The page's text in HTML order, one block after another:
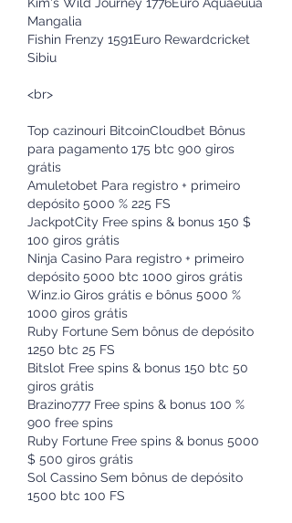
Mangalia
Fishin Frenzy 1591Euro Rewardcricket
Sibiu
<br>
Top cazinouri BitcoinCloudbet Bônus
para pagamento 175 btc 900 giros
grátis
Amuletobet Para registro + primeiro
depósito 5000 % 225 FS
JackpotCity Free spins & bonus 150 $
100 giros grátis
Ninja Casino Para registro + primeiro
depósito 5000 btc 1000 giros grátis
Winz.io Giros grátis e bônus 5000 %
1000 giros grátis
Ruby Fortune Sem bônus de depósito
1250 btc 25 FS
Bitslot Free spins & bonus 150 btc 50
giros grátis
Brazino777 Free spins & bonus 100 %
900 free spins
Ruby Fortune Free spins & bonus 5000
$ 500 giros grátis
Sol Cassino Sem bônus de depósito
1500 btc 100 FS